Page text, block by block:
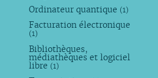
Ordinateur quantique (1)
Facturation électronique
(1)
Bibliothèques,
médiathèques et logiciel
libre (1)